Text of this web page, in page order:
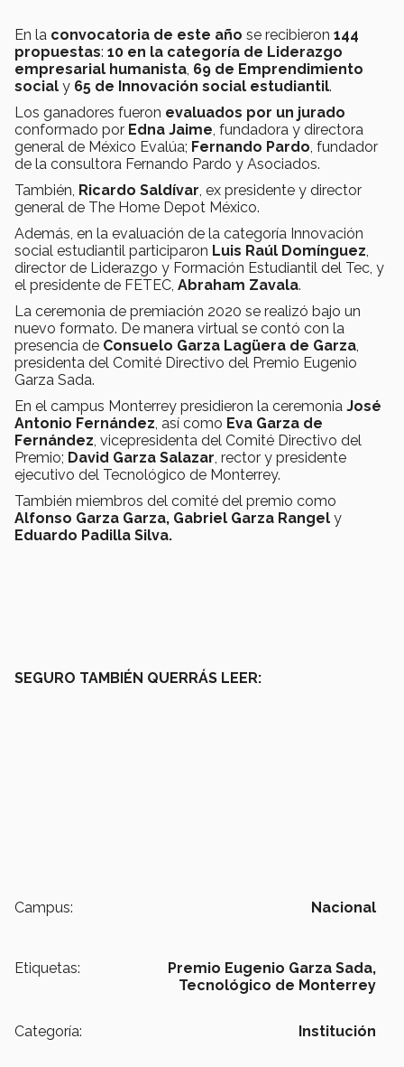
En la convocatoria de este año se recibieron 144
propuestas: 10 en la categoría de Liderazgo
empresarial humanista, 69 de Emprendimiento
social y 65 de Innovación social estudiantil.
Los ganadores fueron evaluados por un jurado
conformado por Edna Jaime, fundadora y directora
general de México Evalúa; Fernando Pardo, fundador
de la consultora Fernando Pardo y Asociados.
También, Ricardo Saldívar, ex presidente y director
general de The Home Depot México.
Además, en la evaluación de la categoría Innovación
social estudiantil participaron Luis Raúl Domínguez,
director de Liderazgo y Formación Estudiantil del Tec, y
el presidente de FETEC, Abraham Zavala.
La ceremonia de premiación 2020 se realizó bajo un
nuevo formato. De manera virtual se contó con la
presencia de Consuelo Garza Lagüera de Garza,
presidenta del Comité Directivo del Premio Eugenio
Garza Sada.
En el campus Monterrey presidieron la ceremonia José
Antonio Fernández, así como Eva Garza de
Fernández, vicepresidenta del Comité Directivo del
Premio; David Garza Salazar, rector y presidente
ejecutivo del Tecnológico de Monterrey.
También miembros del comité del premio como
Alfonso Garza Garza, Gabriel Garza Rangel y
Eduardo Padilla Silva.
SEGURO TAMBIÉN QUERRÁS LEER:
Campus: Nacional
Etiquetas:
Premio Eugenio Garza Sada,
Tecnológico de Monterrey
Categoría: Institución